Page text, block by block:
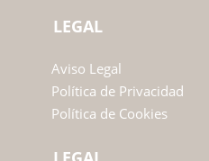
LEGAL
Aviso Legal
Política de Privacidad
Política de Cookies